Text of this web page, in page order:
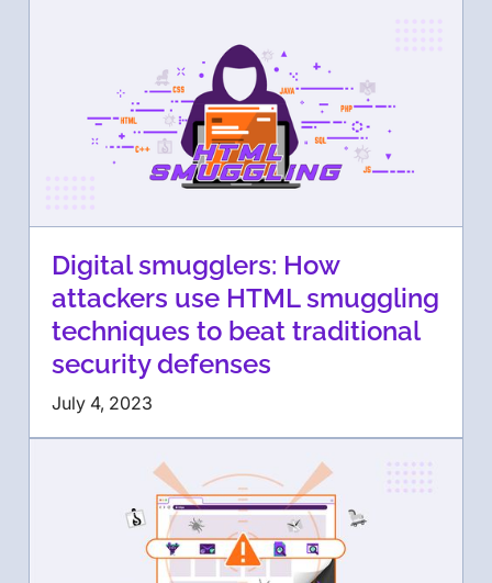
Digital smugglers: How
attackers use HTML smuggling
techniques to beat traditional
security defenses
July 4, 2023